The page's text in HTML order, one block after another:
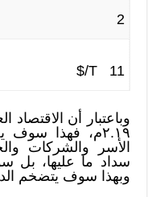
2
11 T/$
وباعتبار أن
٢.١٩م، فهذا سوف
الأسر والشركات
سداد ما عليها، بل
وبهذا سوف يتضخم